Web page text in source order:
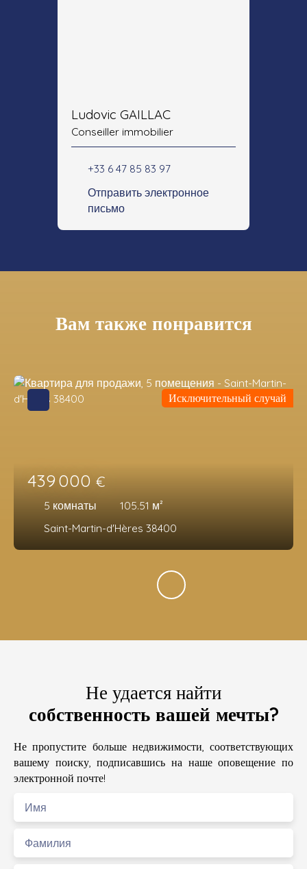
Ludovic GAILLAC
Conseiller immobilier
+33 6 47 85 83 97
Отправить электронное
письмо
Вам также понравится
439 000 €
5 комнаты 105.51 м²
Saint-Martin-d'Hères 38400
Исключительный случай
Не удается найти
собственность вашей мечты?
Не пропустите больше недвижимости, соответствующих
вашему поиску, подписавшись на наше оповещение по
электронной почте!
Имя
Фамилия